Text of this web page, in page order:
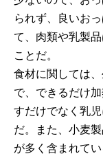
られず、良いお
て、肉類や乳製
ことだ。
食材に関しては
で、できるだけ
すだけでなく乳
だ。また、小麦
が多く含まれて